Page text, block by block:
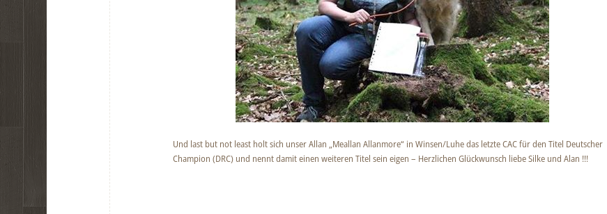
Und last but not least holt sich unser Allan „Meallan Allanmore“ in Winsen/Luhe das letzte CAC für den Titel Deutscher
Champion (DRC) und nennt damit einen weiteren Titel sein eigen – Herzlichen Glückwunsch liebe Silke und Alan !!!